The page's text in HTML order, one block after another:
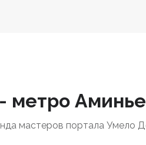
метро
мастеров портала Умело